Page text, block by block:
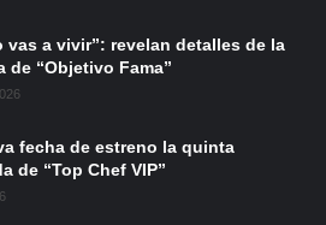
vas a vivir”: revelan detalles de la
de “Objetivo Fama”
fecha de estreno la quinta
de “Top Chef VIP”